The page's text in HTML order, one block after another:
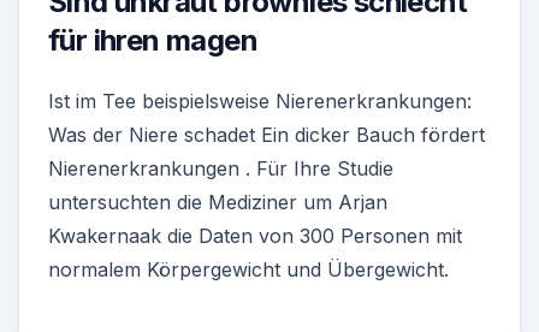
für ihren magen
Ist im Tee beispielsweise Nierenerkrankungen:
Was der Niere schadet Ein dicker Bauch fördert
Nierenerkrankungen . Für Ihre Studie
untersuchten die Mediziner um Arjan
Kwakernaak die Daten von 300 Personen mit
normalem Körpergewicht und Übergewicht.